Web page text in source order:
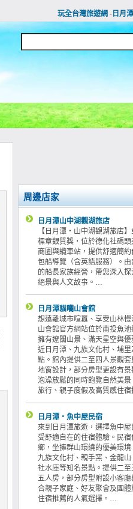
玩全台灣旅遊網 -日月
周邊店家
日月潭山中湖觀湖旅店
【日月潭‧山中湖觀湖旅店
標章銀質獎，位於德化社碼
商圈與纜車站，提供舒適簡
包船導覽（含英語服務）。
的船長家族經營，帶您深入
絕景與人文故事。…
日月潭貓囒山會館
想遠離城市喧囂、享受山林
山會館官方網站位於南投魚池
擁有遼闊山景、滿天星空與
近日月潭、九族文化村、埔
點。館內提供二至四人景觀
地窗設計，部分房型更設有
泡澡放鬆的同時飽覽自然美
旅行、親子度假及高質感住
日月潭‧魚中屋民宿
來到日月潭旅遊，選擇魚中
受舒適自在的住宿體驗。民
鄉，坐擁群山環繞的優美環境
九族文化村、親手窯、金龍
社水庫等知名景點。提供二
五人房，部分房型附設小客
合親子家庭、好友聚會及團
住宿推薦的人氣選擇。…